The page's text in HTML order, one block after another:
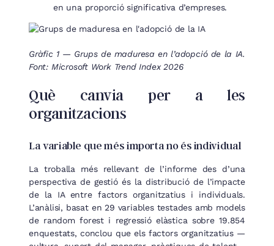
en una proporció significativa d’empreses.
Gràfic 1 — Grups de maduresa en l’adopció de la IA.
Font: Microsoft Work Trend Index 2026
Què canvia per a les
organitzacions
La variable que més importa no és individual
La troballa més rellevant de l’informe des d’una
perspectiva de gestió és la distribució de l’impacte
de la IA entre factors organitzatius i individuals.
L’anàlisi, basat en 29 variables testades amb models
de random forest i regressió elàstica sobre 19.854
enquestats, conclou que els factors organitzatius —